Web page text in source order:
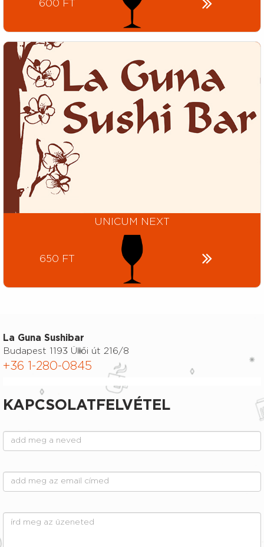
600 FT
UNICUM NEXT
650 FT
La Guna Sushibar
Budapest 1193 Üllői út 216/8
+36 1-280-0845
KAPCSOLATFELVÉTEL